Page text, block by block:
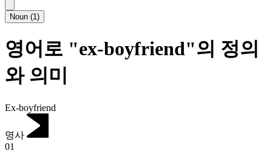
Noun (1)
영어로 "ex-boyfriend"의 정의
와 의미
Ex-boyfriend
명사
01